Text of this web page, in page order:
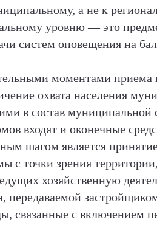
а не к
уровню — это
систем оповещения на
моментами приема
охвата населения
в состав
входят и оконечные
шагом является
с точки зрения
хозяйственную
передаваемой
связанные с включением